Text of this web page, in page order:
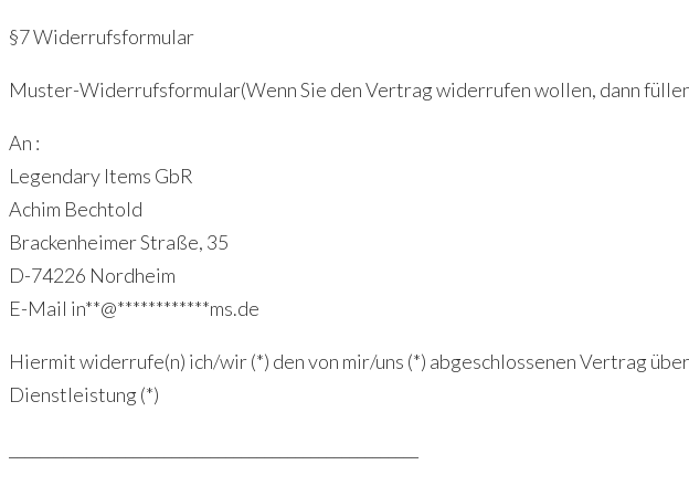
§7 Widerrufsformular
Muster-Widerrufsformular(Wenn Sie den Vertrag widerrufen wollen, dann
An :
Legendary Items GbR
Achim Bechtold
Brackenheimer Straße, 35
D-74226 Nordheim
E-Mail in**@************ms.de
Hiermit widerrufe(n) ich/wir (*) den von mir/uns (*) abgeschlossenen Vertrag
Dienstleistung (*)